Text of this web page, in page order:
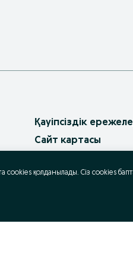
Қауіпсіздік
Сайт картасы
Бизнес-парақша
cookies қолданылады. Сіз cookies